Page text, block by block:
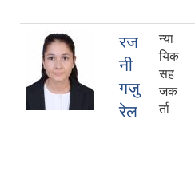
रज
नी
गजु
रेल
न्या
यिक
सह
जक
र्ता